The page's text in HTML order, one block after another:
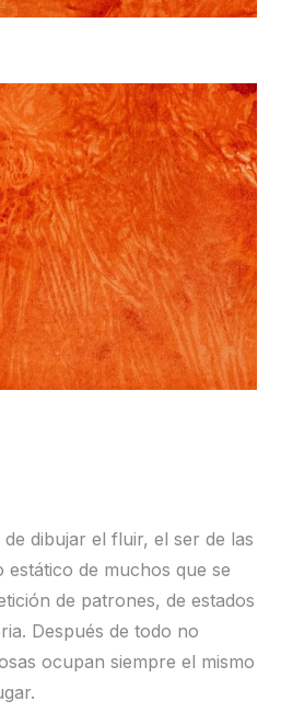
dibujar el fluir, el ser de las
estático de muchos que se
de patrones, de estados
Después de todo no
ocupan siempre el mismo